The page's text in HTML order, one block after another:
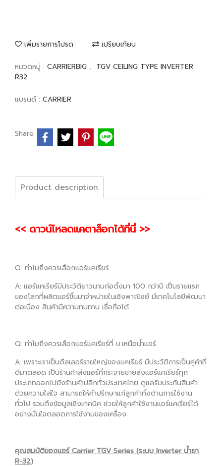
เพิ่มรายการโปรด เปรียบเทียบ
หมวดหมู่ : CARRIERBIG , TGV CEILING TYPE INVERTER
R32
แบรนด์ : CARRIER
Share
Product description
<< ดาวน์โหลดแคตาล็อกได้ที่นี่ >>
Q: ทำไมถึงควรเลือกแอร์แคเรียร์
A: แอร์แคเรียร์มีประวัติยาวนานก่อตั้งมา 100 กว่าปี เป็นรายแรก
ของโลกที่ผลิตแอร์ขึ้นมาจำหน่ายในเชิงพาณิชย์ มีเทคโนโลยีพัฒนา
ต่อเนื่อง สินค้ามีความทนทาน เชื่อถือได้
Q: ทำไมถึงควรเลือกแอร์แคเรียร์ที่ บ.เหนือน้ำแอร์
A: เพราะเราเป็นดีลเลอร์รายใหญ่ของแคเรียร์ มีประวัติการเป็นคู่ค้าที่
ดีมาตลอด เป็นร้านค้าส่งแอร์ที่กระจายขายส่งแอร์แคเรียร์ทุก
ประเภทออกไปยังร้านค้าปลีกทั่วประเทศไทย ดูแลรับประกันสินค้า
ด้วยความใส่ใจ สามารถให้คำปรึกษาแก่ลูกค้าทั้งด้านการใช้งาน
ทั่วไป รวมถึงข้อมูลเชิงเทคนิค ช่วยให้ลูกค้าใช้งานแอร์แคเรียร์ได้
อย่างมั่นใจตลอดการใช้งานของเครื่อง
คุณสมบัติของแอร์ Carrier TGV Series (ระบบ Inverter น้ำยา
R-32)